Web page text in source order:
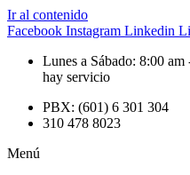
Ir al contenido
Facebook Instagram Linkedin
Lunes a Sábado: 8:00
hay servicio
PBX: (601) 6 301 304
310 478 8023
Menú